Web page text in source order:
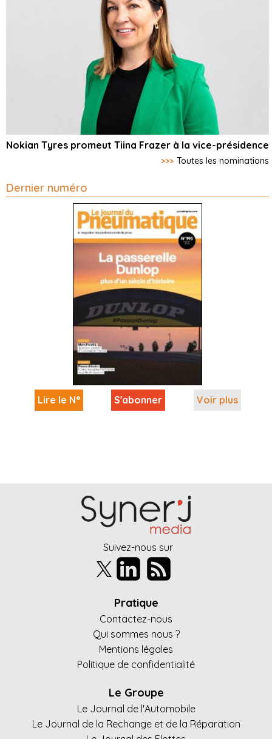
Nokian Tyres promeut Tiina Frazer à la vice-présidence
>>> Toutes les nominations
Dernier numéro
Lire le N° S'abonner Voir plus
Suivez-nous sur
Pratique
Contactez-nous
Qui sommes nous ?
Mentions légales
Politique de confidentialité
Le Groupe
Le Journal de l'Automobile
Le Journal de la Rechange et de la Réparation